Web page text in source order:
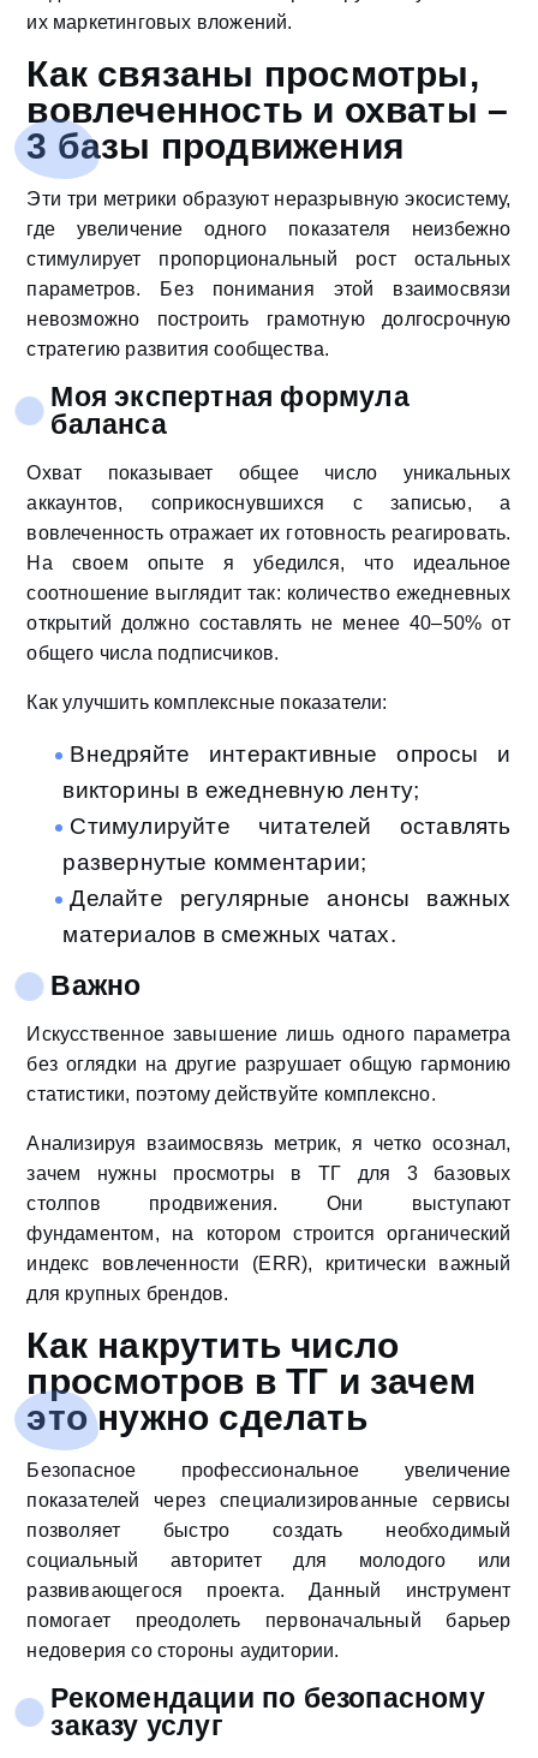
их маркетинговых вложений.
Как связаны просмотры,
вовлеченность и охваты –
3 базы продвижения
Эти три метрики образуют неразрывную экосистему,
где увеличение одного показателя неизбежно
стимулирует пропорциональный рост остальных
параметров. Без понимания этой взаимосвязи
невозможно построить грамотную долгосрочную
стратегию развития сообщества.
Моя экспертная формула
баланса
Охват показывает общее число уникальных
аккаунтов, соприкоснувшихся с записью, а
вовлеченность отражает их готовность реагировать.
На своем опыте я убедился, что идеальное
соотношение выглядит так: количество ежедневных
открытий должно составлять не менее 40–50% от
общего числа подписчиков.
Как улучшить комплексные показатели:
Внедряйте интерактивные опросы и
викторины в ежедневную ленту;
Стимулируйте читателей оставлять
развернутые комментарии;
Делайте регулярные анонсы важных
материалов в смежных чатах.
Важно
Искусственное завышение лишь одного параметра
без оглядки на другие разрушает общую гармонию
статистики, поэтому действуйте комплексно.
Анализируя взаимосвязь метрик, я четко осознал,
зачем нужны просмотры в ТГ для 3 базовых
столпов продвижения. Они выступают
фундаментом, на котором строится органический
индекс вовлеченности (ERR), критически важный
для крупных брендов.
Как накрутить число
просмотров в ТГ и зачем
это нужно сделать
Безопасное профессиональное увеличение
показателей через специализированные сервисы
позволяет быстро создать необходимый
социальный авторитет для молодого или
развивающегося проекта. Данный инструмент
помогает преодолеть первоначальный барьер
недоверия со стороны аудитории.
Рекомендации по безопасному
заказу услуг